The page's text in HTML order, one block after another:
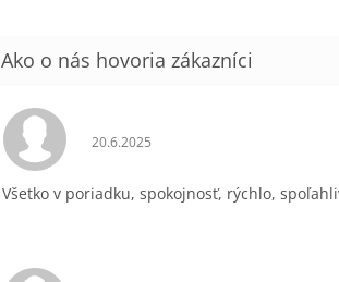
Hodnotenie obchodu je 5 z 5
20.6.2025
Všetko v poriadku, spokojnosť, rýchlo,